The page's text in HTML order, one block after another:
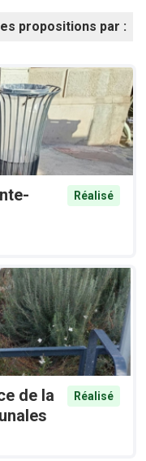
propositions par :
Réalisé
de la
Réalisé